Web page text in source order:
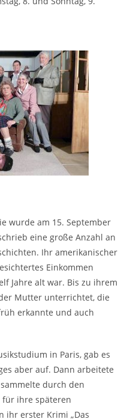
wurde am 15. September
eine große Anzahl an
Ihr amerikanischer
Einkommen
Jahre alt war. Bis zu ihrem
Mutter unterrichtet, die
erkannte und auch
in Paris, gab es
aber auf. Dann arbeitete
durch den
für ihre späteren
ihr erster Krimi „Das